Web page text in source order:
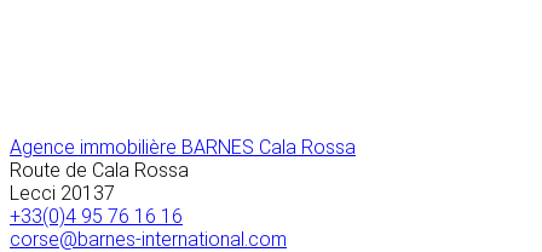
Agence immobilière BARNES Cala Rossa
Route de Cala Rossa
Lecci 20137
+33(0)4 95 76 16 16
corse@barnes-international.com